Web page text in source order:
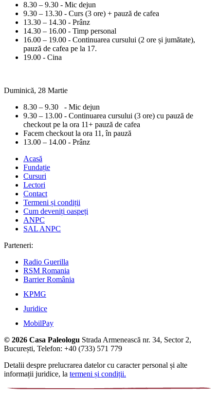
8.30 – 9.30 - Mic dejun
9.30 – 13.30 - Curs (3 ore) + pauză de cafea
13.30 – 14.30 - Prânz
14.30 – 16.00 - Timp personal
16.00 – 19.00 - Continuarea cursului (2 ore și jumătate),
pauză de cafea pe la 17.
19.00 - Cina
Duminică, 28 Martie
8.30 – 9.30 - Mic dejun
9.30 – 13.00 - Continuarea cursului (3 ore) cu pauză de
checkout pe la ora 11+ pauză de cafea
Facem checkout la ora 11, în pauză
13.00 – 14.00 - Prânz
Acasă
Fundație
Cursuri
Lectori
Contact
Termeni și condiții
Cum deveniți oaspeți
ANPC
SAL ANPC
Parteneri:
Radio Guerilla
RSM Romania
Barrier România
KPMG
Juridice
MobilPay
© 2026 Casa Paleologu Strada Armenească nr. 34, Sector 2,
București, Telefon: +40 (733) 571 779
Detalii despre prelucrarea datelor cu caracter personal și alte
informații juridice, la termeni și condiții.